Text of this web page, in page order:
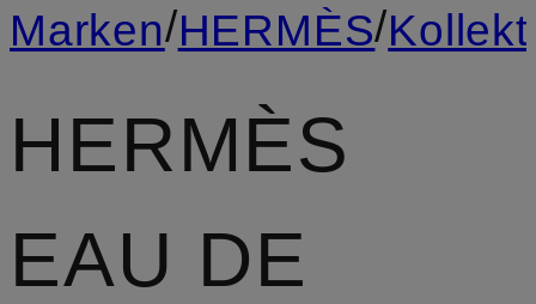
Marken/HERMÈS/
HERMÈS
EAU DE